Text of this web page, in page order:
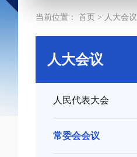
当前位置： 首页 > 人大会议
人大会议
人民代表大会
常委会会议